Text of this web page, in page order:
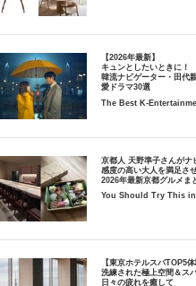
【2026年最新】
キュンとしたいときに！
韓流ナビゲーター・田代
愛ドラマ30選
The Best K-
京都人 天野準子さんがナ
感度の高い大人を満足さ
2026年最新京都グルメま
You Should Try This
【東京ホテルスパTOP5体
洗練された極上空間＆ス
日々の疲れを癒して